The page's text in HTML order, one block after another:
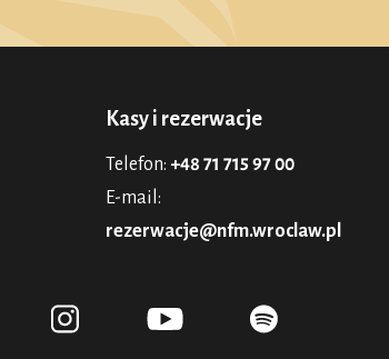
Kasy i rezerwacje
Telefon: +48 71 715 97 00
E-mail:
rezerwacje@nfm.wroclaw.pl